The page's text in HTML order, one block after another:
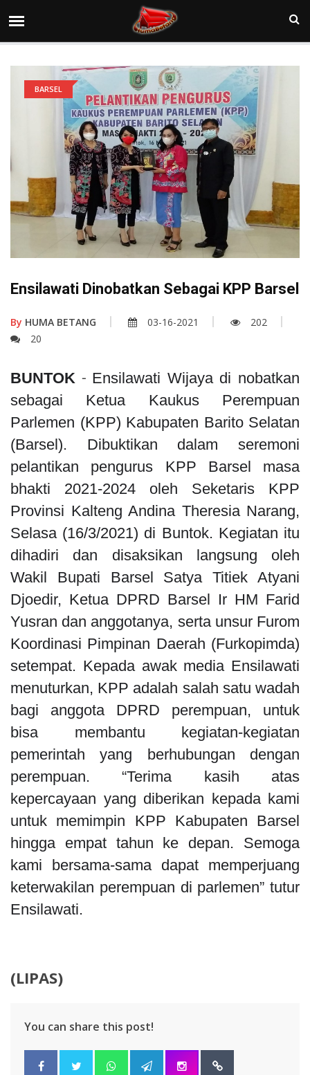
BARSEL
Ensilawati Dinobatkan Sebagai KPP Barsel
By HUMA BETANG 03-16-2021
202
20
BUNTOK - Ensilawati Wijaya di nobatkan
sebagai Ketua Kaukus Perempuan
Parlemen (KPP) Kabupaten Barito Selatan
(Barsel). Dibuktikan dalam seremoni
pelantikan pengurus KPP Barsel masa
bhakti 2021-2024 oleh Seketaris KPP
Provinsi Kalteng Andina Theresia Narang,
Selasa (16/3/2021) di Buntok. Kegiatan itu
dihadiri dan disaksikan langsung oleh
Wakil Bupati Barsel Satya Titiek Atyani
Djoedir, Ketua DPRD Barsel Ir HM Farid
Yusran dan anggotanya, serta unsur Furom
Koordinasi Pimpinan Daerah (Furkopimda)
setempat. Kepada awak media Ensilawati
menuturkan, KPP adalah salah satu wadah
bagi anggota DPRD perempuan, untuk
bisa membantu kegiatan-kegiatan
pemerintah yang berhubungan dengan
perempuan. “Terima kasih atas
kepercayaan yang diberikan kepada kami
untuk memimpin KPP Kabupaten Barsel
hingga empat tahun ke depan. Semoga
kami bersama-sama dapat memperjuang
keterwakilan perempuan di parlemen” tutur
Ensilawati.
(LIPAS)
You can share this post!